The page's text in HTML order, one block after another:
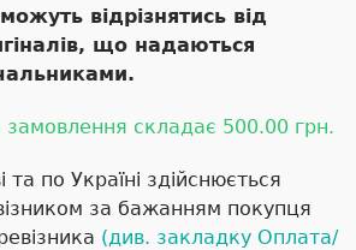
відрізнятись від
що надаються
замовлення складає 500.00 грн.
та по Україні здійснюється
за бажанням покупця
(див. закладку Оплата/